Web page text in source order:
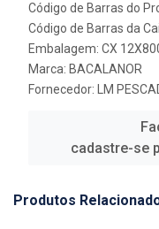
Código de Barras do
Código de Barras da
Embalagem: CX
Marca: BACALANOR
Fornecedor:
LM
cadastre-se
Produtos